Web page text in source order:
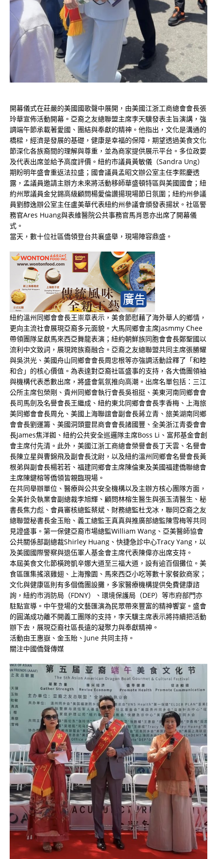
開幕儀式在莊嚴的美國國歌聲中展開，由美國江浙工商總會會長張
玲華宣佈活動開幕。亞裔之友總聯盟主席李天驥發表主旨演講，強
調端午節承載著愛國、團結與奉獻的精神。他指出，文化是溝通的
橋樑，經濟是發展的基礎，健康是幸福的保障，期望透過美食文化
節深化各族裔間的理解與尊重，並為商家提供展示平台。多位政要
及代表出席並給予高度評價。紐約市議員黃敏儀（Sandra Ung）
期盼明年盛會重返法拉盛；國會議員孟昭文辦公室主任李熙慶透
露，孟議員邀請主辦方未來將活動移師華盛頓特區與美國國會；紐
約州眾議員金兌錫高級顧問楊愛倫讚揚現場節日氛圍；紐約州參議
員劉醇逸辦公室主任盧美華代表紐約州參議會頒發表揚狀。社區警
務官Ares Huang與表維醫院公共事務官馬肖恩亦出席了開幕儀
式。
當天，數十位社區僑領登台共襄盛舉，現場陣容鼎盛。
紐約溫州同鄉會會長王崇章表示，美食節慰藉了海外華人的鄉情，
更向主流社會展現亞裔多元面貌。大馬同鄉會主席Jasmmy Chee
帶領團隊呈獻馬來西亞舞龍表演；紐約朝鮮族同胞會會長鄭聖國以
流利中文致詞，展現跨族裔融合。亞裔之友總聯盟共同主席張勝耀
與吳洪光、美國舟山同鄉會會長周忠根等亦強調活動詮釋了「和睦
和合」的核心價值。為表達對亞裔社區盛事的支持，各大僑團領袖
與機構代表悉數出席，將盛會氣氛推向高潮。出席名單包括：三江
公所主席包榮剛、貴州同鄉會執行會長吳祖挺、美東河南同鄉會會
長司馬劍及名譽會長王繼成、紐約東北同鄉會會長李香梅、上海旅
美同鄉會會長周允、美國上海聯誼會副會長蔣立青、旅美湖南同鄉
會會長劉運籌、美國洞頭靈昆商會會長諸國豐、全美浙江青委會會
長James焦洋銣、紐約公共安全巡邏隊主席Boss Li、富邦基金會創
會主席付先清。此外，美國江浙工商總會榮譽會長丁天雲、名譽會
長陳立星與曹錦飛及副會長沈尉，以及紐約溫州同鄉會名譽會長黃
根弟與副會長楊若若、福建同鄉會主席陳倫東及美國福建僑聯總會
主席陳鍵榕等僑領皆親臨現場。
在共同舉辦單位、醫療與公共安全機構以及主辦方核心團隊方面，
全美針灸執業會副總裁李旭輝、顧問林榕生醫生與張玉清醫生、秘
書長焦力彪、會員審核總監蔡斌、財務總監杜戈冰，聯同亞裔之友
總聯盟秘書長金玉貽、義工總監王真真與推廣部總監陳雪梅等共同
見證盛事。第一保健亞裔市場總監William Wang、亞美醫師協會
公共關係部副總裁Shirley Huang、快捷急診中心Tracy Yang，以
及美國國際警察與退伍軍人基金會主席代表陳偉亦出席支持。
本屆美食文化節橫跨凱辛娜大道至三福大道，設有逾百個攤位。美
食區匯集搖滾雞翅、上海豫園、馬來西亞小吃等數十家餐飲商家；
文化與健康區則有多個僑團設攤，多家醫療機構提供免費健康諮
詢，紐約市消防局（FDNY）、環境保護局（DEP）等市府部門亦
駐點宣導。中午登場的文藝匯演為民眾帶來豐富的精神饗宴。盛會
的圓滿成功離不開義工團隊的支持，李天驥主席表示將持續把活動
辦下去，展現亞裔社區長遠的凝聚力與奉獻精神。
活動由王惠嶽、金玉貽、June 共同主持。
關注中國僑聲傳媒